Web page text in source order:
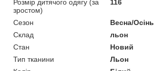
Розмір дитячого одягу (за
зростом)
116
Сезон
Весна/Осінь
Склад
льон
Стан
Новий
Тип тканини
Льон